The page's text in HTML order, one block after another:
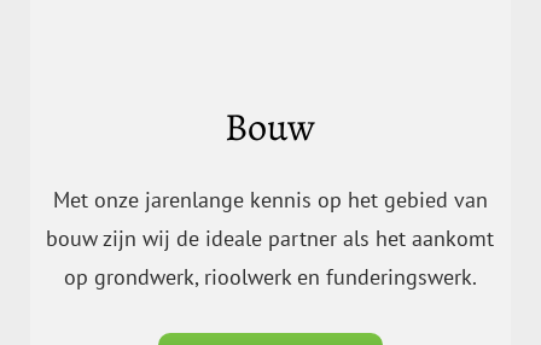
Bouw
Met onze jarenlange kennis op het gebied van
bouw zijn wij de ideale partner als het aankomt
op grondwerk, rioolwerk en funderingswerk.